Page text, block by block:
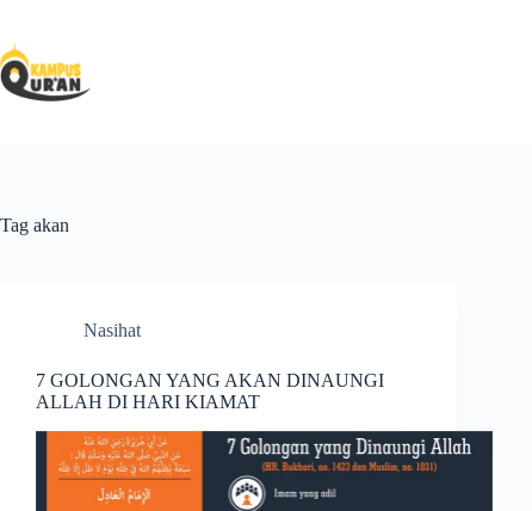
Tag akan
Nasihat
7 GOLONGAN YANG AKAN DINAUNGI
ALLAH DI HARI KIAMAT